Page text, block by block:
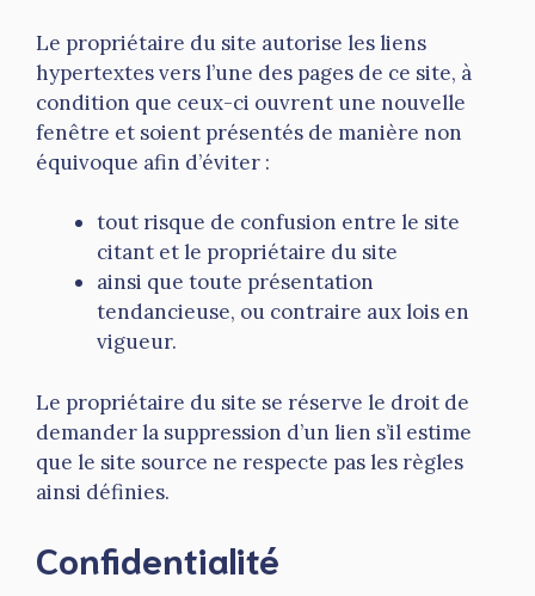
Le propriétaire du site autorise les liens
hypertextes vers l’une des pages de ce site, à
condition que ceux-ci ouvrent une nouvelle
fenêtre et soient présentés de manière non
équivoque afin d’éviter :
tout risque de confusion entre le site
citant et le propriétaire du site
ainsi que toute présentation
tendancieuse, ou contraire aux lois en
vigueur.
Le propriétaire du site se réserve le droit de
demander la suppression d’un lien s’il estime
que le site source ne respecte pas les règles
ainsi définies.
Confidentialité